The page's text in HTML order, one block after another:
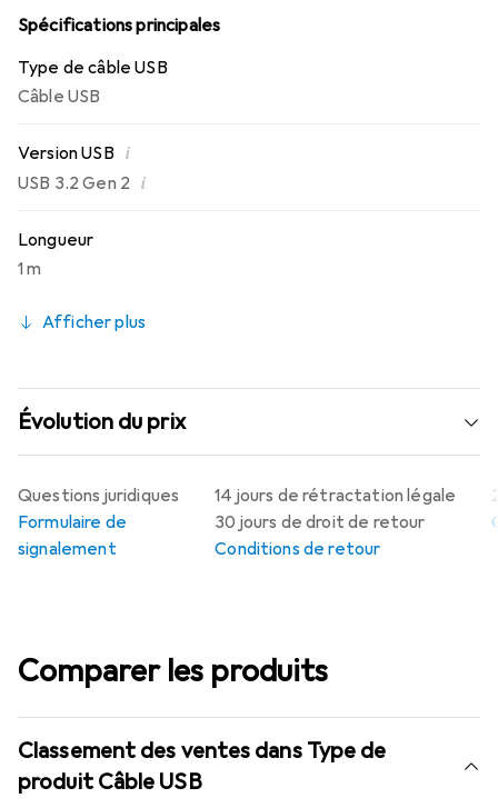
Spécifications principales
Type de câble USB
Câble USB
Version USB i
USB 3.2 Gen 2 i
Longueur
1 m
Afficher plus
Évolution du prix
14 jours de rétractation légale
30 jours de droit de retour
Conditions de retour
Questions juridiques
Formulaire de
signalement
Comparer les produits
Classement des ventes dans Type de
produit Câble USB